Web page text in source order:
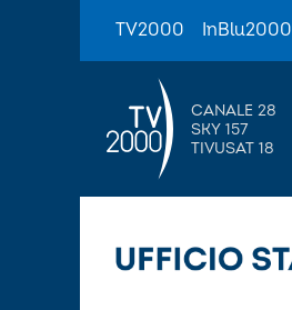
TV2000 InBlu2000
CANALE 28
SKY 157
TIVUSAT 18